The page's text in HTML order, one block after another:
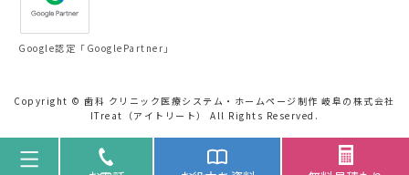
Google認定「GooglePartner」
Copyright © 歯科 クリニック医療システム・ホームページ制作 岐阜の株式会社
ITreat（アイトリート） All Rights Reserved.